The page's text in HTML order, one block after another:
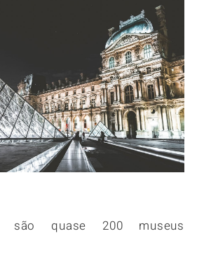
são quase 200 museus